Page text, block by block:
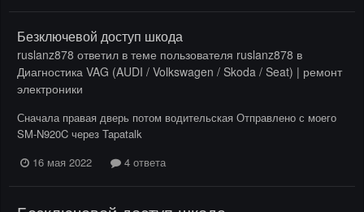
Безключевой доступ шкода
ruslanz878 ответил в теме пользователя ruslanz878 в
Диагностика VAG (AUDI / Volkswagen / Skoda / Seat) | ремонт
электроники
Сначала правая дверь потом водительская Отправлено с моего
SM-N920C через Tapatalk
16 мая 2022
4 ответа